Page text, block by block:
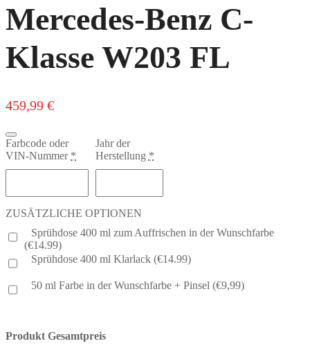
Mercedes-Benz C-
Klasse W203 FL
459,99 €
Close
Farbcode oder
VIN-Nummer *
Jahr der
Herstellung *
ZUSÄTZLICHE OPTIONEN
Sprühdose 400 ml zum Auffrischen in der Wunschfarbe
(€14.99)
Sprühdose 400 ml Klarlack (€14.99)
50 ml Farbe in der Wunschfarbe + Pinsel (€9,99)
Produkt Gesamtpreis